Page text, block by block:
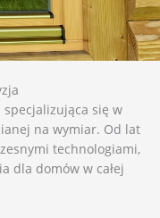
specjalizująca się w
na wymiar. Od lat
technologiami,
dla domów w całej